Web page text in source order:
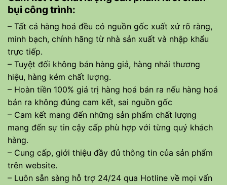
bụi công trình:
– Tất cả hàng hoá đều có nguồn gốc xuất xứ rõ ràng,
minh bạch, chính hãng từ nhà sản xuất và nhập khẩu
trực tiếp.
– Tuyệt đối không bán hàng giả, hàng nhái thương
hiệu, hàng kém chất lượng.
– Hoàn tiền 100% giá trị hàng hoá bán ra nếu hàng hoá
bán ra không đúng cam kết, sai nguồn gốc
– Cam kết mang đến những sản phẩm chất lượng
mang đến sự tin cậy cấp phù hợp với từng quý khách
hàng.
– Cung cấp, giới thiệu đầy đủ thông tin của sản phẩm
trên website.
– Luôn sẵn sàng hỗ trợ 24/24 qua Hotline về mọi vấn